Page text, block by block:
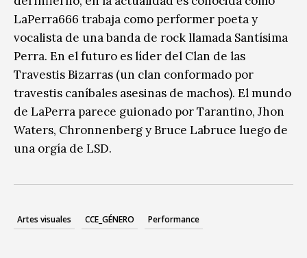
LaPerra666 trabaja como performer poeta y
vocalista de una banda de rock llamada Santísima
Perra. En el futuro es líder del Clan de las
Travestis Bizarras (un clan conformado por
travestis caníbales asesinas de machos). El mundo
de LaPerra parece guionado por Tarantino, Jhon
Waters, Chronnenberg y Bruce Labruce luego de
una orgía de LSD.
Artes visuales CCE_GÉNERO Performance